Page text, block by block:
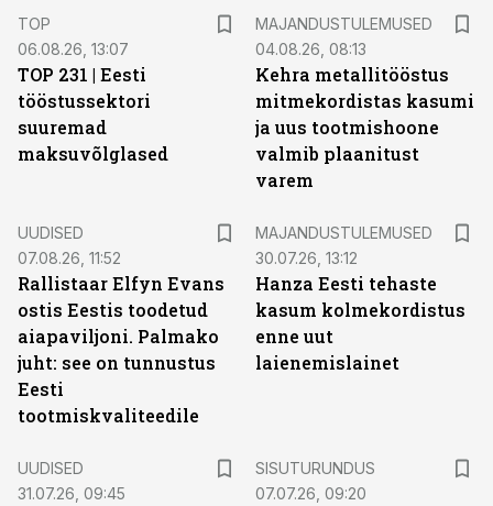
TOP
06.08.26, 13:07
TOP 231 | Eesti
tööstussektori
suuremad
maksuvõlglased
MAJANDUSTULEMUSED
04.08.26, 08:13
Kehra metallitööstus
mitmekordistas kasumi
ja uus tootmishoone
valmib plaanitust
varem
UUDISED
07.08.26, 11:52
Rallistaar Elfyn Evans
ostis Eestis toodetud
aiapaviljoni. Palmako
juht: see on tunnustus
Eesti
tootmiskvaliteedile
MAJANDUSTULEMUSED
30.07.26, 13:12
Hanza Eesti tehaste
kasum kolmekordistus
enne uut
laienemislainet
UUDISED
31.07.26, 09:45
SISUTURUNDUS
07.07.26, 09:20